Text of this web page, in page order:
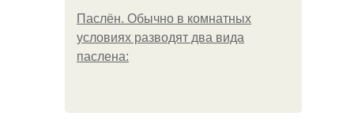
Паслён. Обычно в комнатных
условиях разводят два вида
паслена: